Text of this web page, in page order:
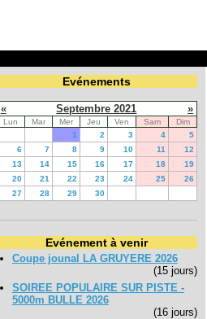
Evénements
« Septembre 2021 »
Lun Mar Mer Jeu Ven Sam
Dim
1
2 3 4
5
6
7 8 9 10 11
12
13
14 15 16 17 18
19
20
21 22 23 24 25
26
27
28 29 30
Evénement à venir
Coupe jounal LA GRUYERE 2026
(15 jours)
SOIREE POPULAIRE SUR PISTE -
5000m BULLE 2026
(16 jours)